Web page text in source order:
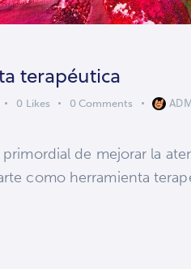
terapéutica
0 Likes 0 Comments
de mejorar la
como herramienta